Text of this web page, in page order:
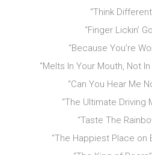
“Think
“Finger Lickin’
“Because You’re
“Melts In Your Mouth, Not
“Can You Hear Me
“The Ultimate Driving
“Taste The
“The Happiest Place on